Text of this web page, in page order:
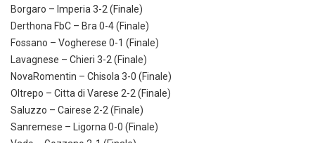
Borgaro – Imperia 3-2 (Finale)
Derthona FbC – Bra 0-4 (Finale)
Fossano – Vogherese 0-1 (Finale)
Lavagnese – Chieri 3-2 (Finale)
NovaRomentin – Chisola 3-0 (Finale)
Oltrepo – Citta di Varese 2-2 (Finale)
Saluzzo – Cairese 2-2 (Finale)
Sanremese – Ligorna 0-0 (Finale)